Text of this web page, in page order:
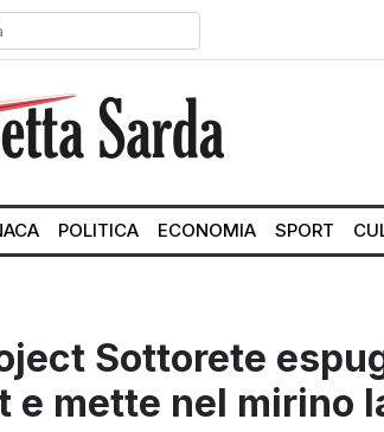
POLITICA ECONOMIA SPORT
Sottorete
e mette nel mirino